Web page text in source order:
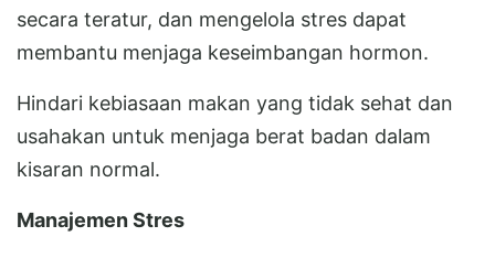
secara teratur, dan mengelola stres dapat
membantu menjaga keseimbangan hormon.
Hindari kebiasaan makan yang tidak sehat dan
usahakan untuk menjaga berat badan dalam
kisaran normal.
Manajemen Stres